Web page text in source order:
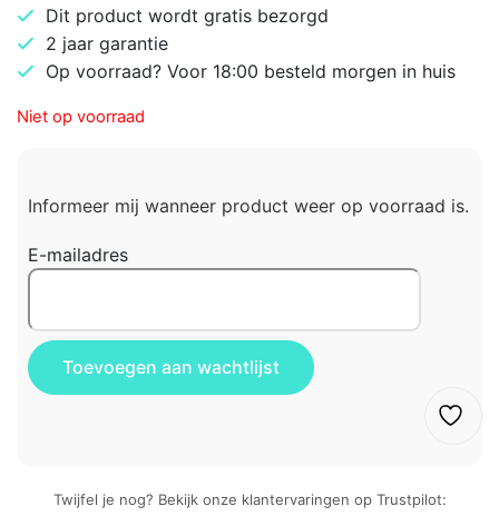
Dit product wordt gratis bezorgd
2 jaar garantie
Op voorraad? Voor 18:00 besteld morgen in huis
Niet op voorraad
Informeer mij wanneer product weer op voorraad is.
E-mailadres
Twijfel je nog? Bekijk onze klantervaringen op Trustpilot: